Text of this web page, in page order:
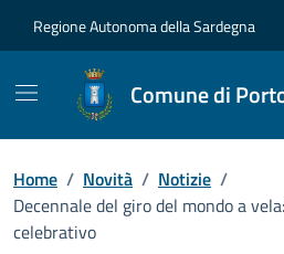
Regione Autonoma della Sardegna
Comune di
Home / Novità / Notizie /
Decennale del giro del mondo a
celebrativo